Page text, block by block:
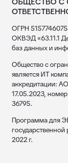
ОГРН
ОКВЭД «63.11.1
баз данных и
Общество с
является ИТ
аккредитации:
17.05.2023,
36795.
Программа для
2022 г.